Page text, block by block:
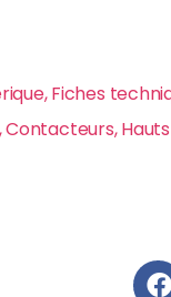
,Fiches
,Contacteurs,